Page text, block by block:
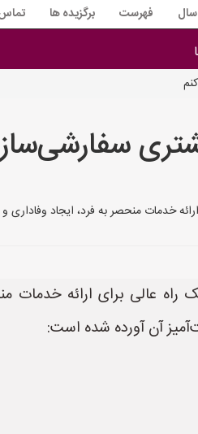
فهرست برگزیده ها تماس
خدمات منحصر به فرد، ایجاد
عالی برای ارائه خدمات
آن آورده شده است: